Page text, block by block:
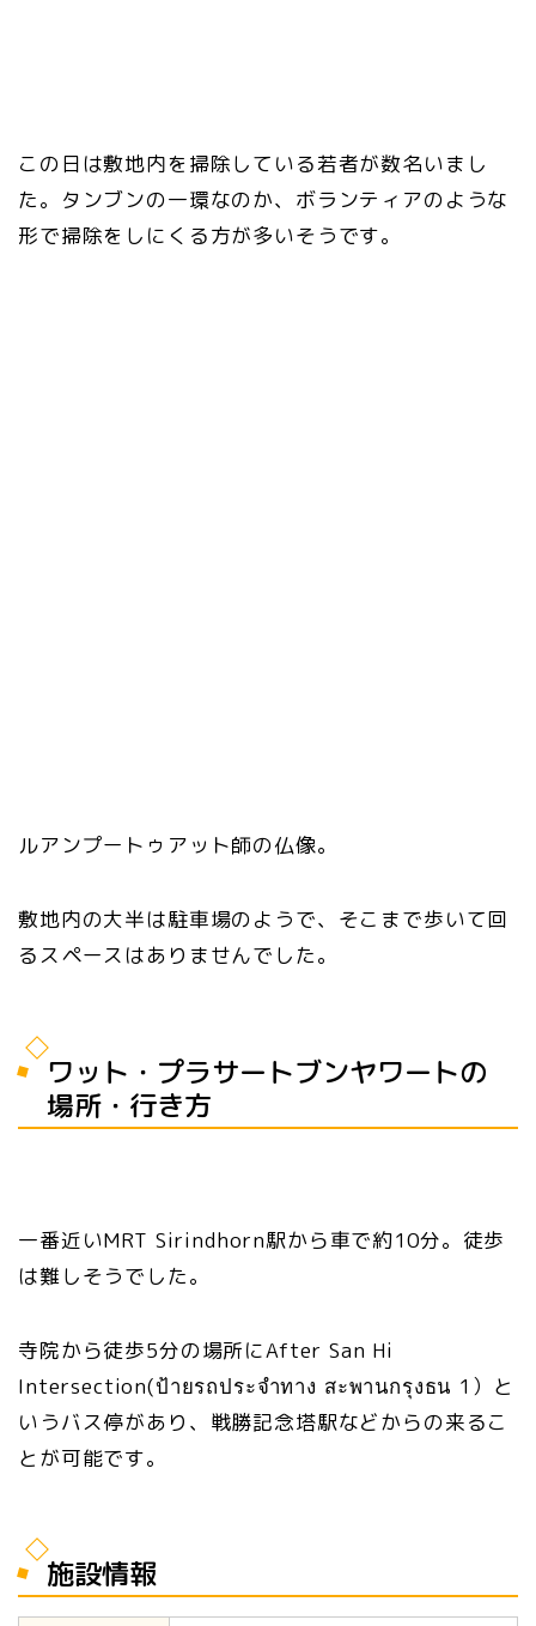
この日は敷地内を掃除している若者が数名いまし
た。タンブンの一環なのか、ボランティアのような
形で掃除をしにくる方が多いそうです。
ルアンプートゥアット師の仏像。
敷地内の大半は駐車場のようで、そこまで歩いて回
るスペースはありませんでした。
ワット・プラサートブンヤワートの
場所・行き方
一番近いMRT Sirindhorn駅から車で約10分。徒歩
は難しそうでした。
寺院から徒歩5分の場所にAfter San Hi
Intersection(ป้ายรถประจำทาง สะพานกรุงธน 1）と
いうバス停があり、戦勝記念塔駅などからの来るこ
とが可能です。
施設情報